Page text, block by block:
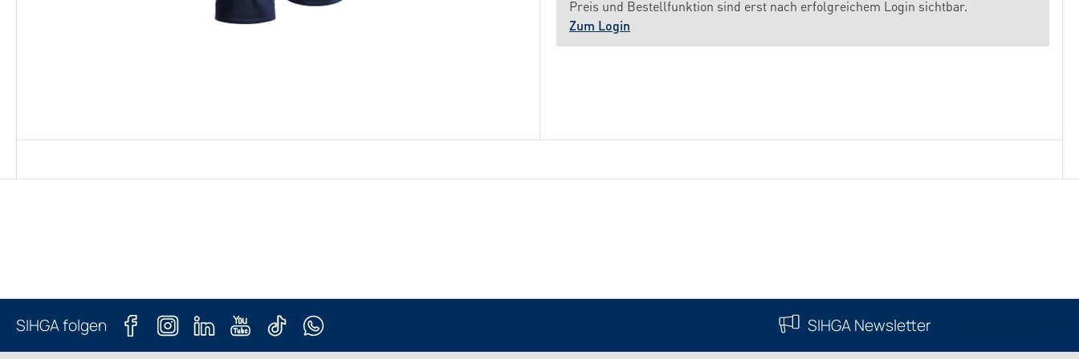
Preis und Bestellfunktion sind erst nach erfolgreichem Login sichtbar.
Zum Login
SIHGA folgen SIHGA Newsletter